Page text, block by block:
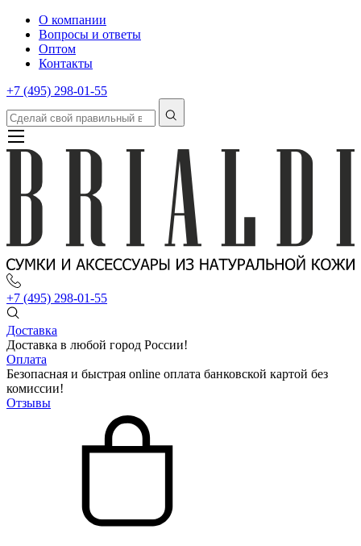
О компании
Вопросы и ответы
Оптом
Контакты
+7 (495) 298-01-55
+7 (495) 298-01-55
Доставка
Доставка в любой город России!
Оплата
Безопасная и быстрая online оплата банковской картой без
комиссии!
Отзывы